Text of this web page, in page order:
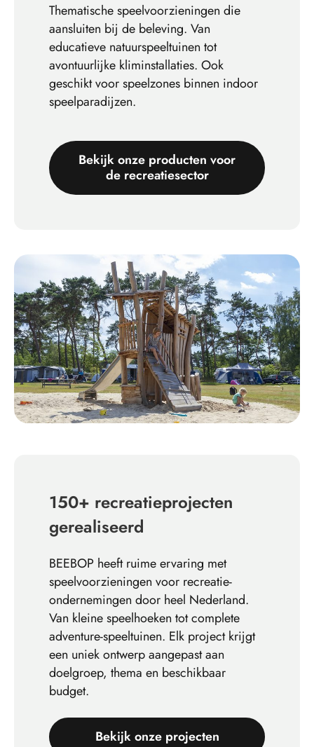
Thematische speelvoorzieningen die
aansluiten bij de beleving. Van
educatieve natuurspeeltuinen tot
avontuurlijke kliminstallaties. Ook
geschikt voor speelzones binnen indoor
speelparadijzen.
Bekijk onze producten voor
de recreatiesector
150+ recreatieprojecten
gerealiseerd
BEEBOP heeft ruime ervaring met
speelvoorzieningen voor recreatie-
ondernemingen door heel Nederland.
Van kleine speelhoeken tot complete
adventure-speeltuinen. Elk project krijgt
een uniek ontwerp aangepast aan
doelgroep, thema en beschikbaar
budget.
Bekijk onze projecten